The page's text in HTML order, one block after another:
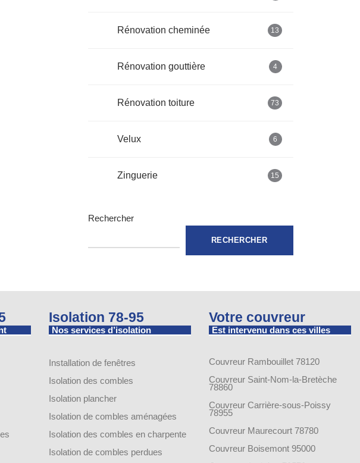
Rénovation cheminée 13
Rénovation gouttière 4
Rénovation toiture 73
Velux 6
Zinguerie 15
Rechercher
RECHERCHER
Isolation 78-95
Nos services d’isolation
Installation de fenêtres
Isolation des combles
Isolation plancher
Isolation de combles aménagées
Isolation des combles en charpente
Isolation de combles perdues
Votre couvreur
Est intervenu dans ces villes
Couvreur Rambouillet 78120
Couvreur Saint-Nom-la-Bretèche
78860
Couvreur Carrière-sous-Poissy
78955
Couvreur Maurecourt 78780
Couvreur Boisemont 95000